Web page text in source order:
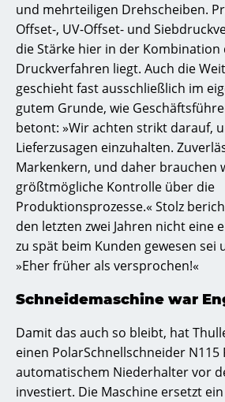
und mehrteiligen Drehscheiben.
Offset-, UV-Offset- und
die Stärke hier in der Kombination
Druckverfahren liegt. Auch die
geschieht fast ausschließlich im
gutem Grunde, wie
betont: »Wir achten strikt darauf,
Lieferzusagen einzuhalten.
Markenkern, und daher brauchen
größtmögliche Kontrolle über die
Produktionsprozesse.« Stolz
den letzten zwei Jahren nicht eine
zu spät beim Kunden gewesen sei
»Eher früher als versprochen!«
Schneidemaschine war
Damit das auch so bleibt, hat
einen PolarSchnellschneider N115
automatischem Niederhalter vor
investiert. Die Maschine ersetzt